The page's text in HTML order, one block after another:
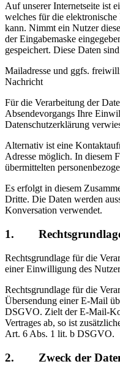
Auf unserer Internetseite ist
welches für die
kann. Nimmt ein Nutzer
der Eingabemaske
gespeichert. Diese Daten
Mailadresse und ggfs.
Nachricht
Für die Verarbeitung der
Absendevorgangs Ihre
Datenschutzerklärung
Alternativ ist eine
Adresse möglich. In diesem
übermittelten
Es erfolgt in diesem
Dritte. Die Daten werden
Konversation verwendet.
1. Rechtsgrundlage
Rechtsgrundlage für die
einer Einwilligung des
Rechtsgrundlage für die
Übersendung einer E-Mail
DSGVO. Zielt der E-Mail-
Vertrages ab, so ist
Art. 6 Abs. 1 lit. b DSGVO.
2. Zweck der